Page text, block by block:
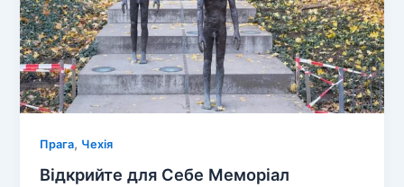
Прага, Чехія
Відкрийте для Себе Меморіал